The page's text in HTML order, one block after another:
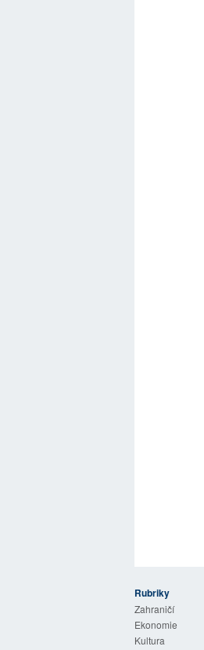
Rubriky
Zahraničí
Ekonomie
Kultura